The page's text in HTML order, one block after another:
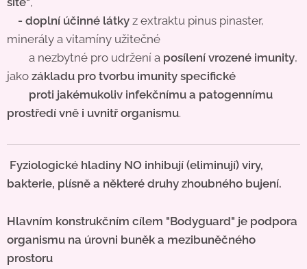
- doplní účinné látky z extraktu pinus pinaster,
minerály a vitamíny užitečné
a nezbytné pro udržení a posílení vrozené imunity,
jako základu pro tvorbu imunity specifické
proti jakémukoliv infekčnímu a patogennímu
prostředí vně i uvnitř organismu.
Fyziologické hladiny NO inhibují (eliminují) viry,
bakterie, plísně a některé druhy zhoubného bujení.
Hlavním konstrukčním cílem "Bodyguard" je podpora
organismu na úrovni buněk a mezibuněčného
prostoru